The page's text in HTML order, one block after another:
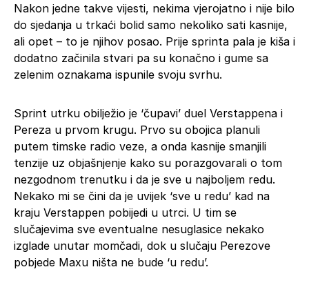
Nakon jedne takve vijesti, nekima vjerojatno i nije bilo
do sjedanja u trkaći bolid samo nekoliko sati kasnije,
ali opet – to je njihov posao. Prije sprinta pala je kiša i
dodatno začinila stvari pa su konačno i gume sa
zelenim oznakama ispunile svoju svrhu.
Sprint utrku obilježio je ‘čupavi’ duel Verstappena i
Pereza u prvom krugu. Prvo su obojica planuli
putem timske radio veze, a onda kasnije smanjili
tenzije uz objašnjenje kako su porazgovarali o tom
nezgodnom trenutku i da je sve u najboljem redu.
Nekako mi se čini da je uvijek ‘sve u redu’ kad na
kraju Verstappen pobijedi u utrci. U tim se
slučajevima sve eventualne nesuglasice nekako
izglade unutar momčadi, dok u slučaju Perezove
pobjede Maxu ništa ne bude ‘u redu’.